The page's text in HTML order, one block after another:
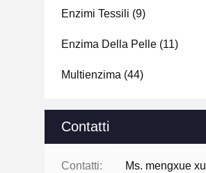
Enzimi Tessili (9)
Enzima Della Pelle (11)
Multienzima (44)
Contatti
Contatti: Ms. mengxue xu